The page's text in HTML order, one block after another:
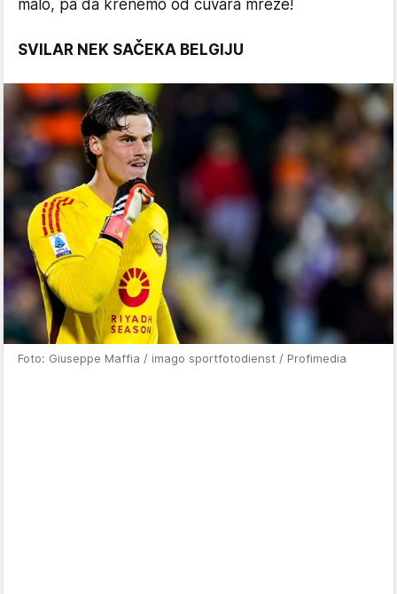
malo, pa da krenemo od čuvara mreže!
SVILAR NEK SAČEKA BELGIJU
Foto: Giuseppe Maffia / imago sportfotodienst / Profimedia